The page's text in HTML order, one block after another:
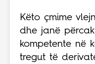
Këto çmime
dhe janë
kompetente në
tregut të